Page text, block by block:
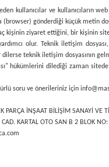
kullanıcılar ve
(browser) gönderdiği küçük metin
kişinin ziyaret ettiğini, bir kişinin
olur. Teknik iletişim
dilerse teknik iletişim dosyasının
hükümlerini dilediği zaman
soru ve önerileriniz için
PARÇA İNŞAAT BİLİŞİM SANAYİ VE
KARTAL OTO SAN B 2 BLOK